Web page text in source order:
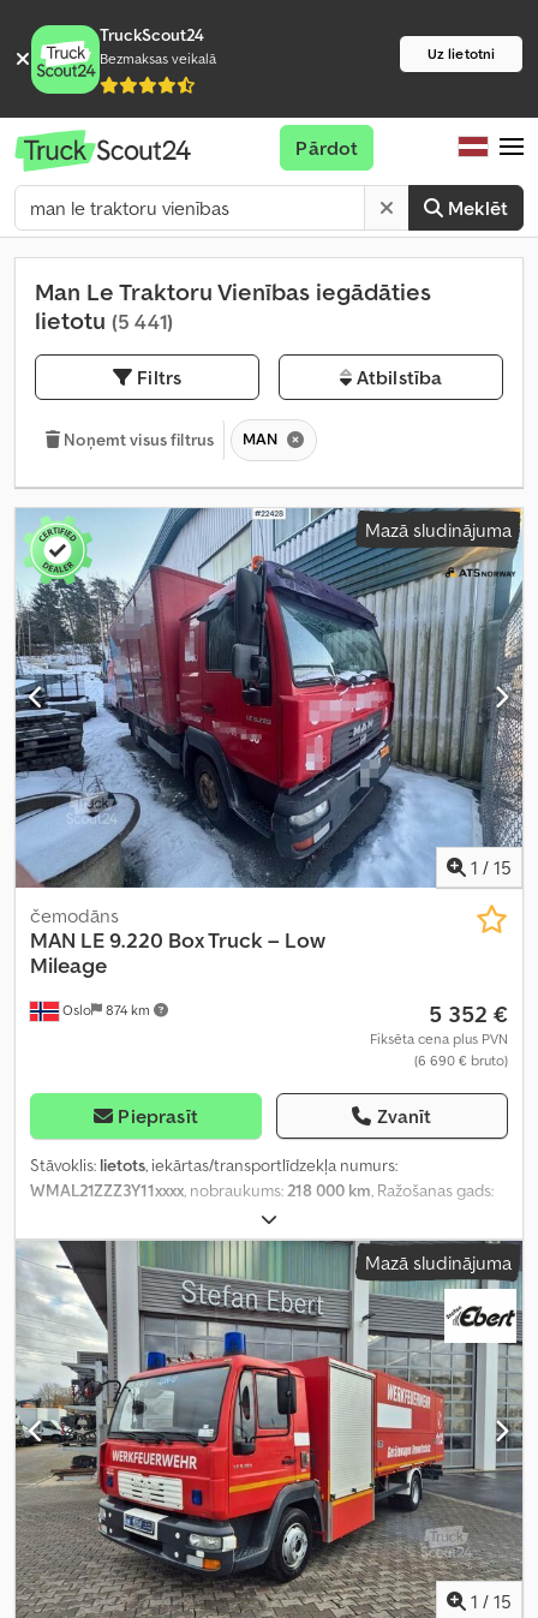
TruckScout24
Bezmaksas veikalā Uz lietotni
Meklēt
Pārdot
Man Le Traktoru Vienības iegādāties
lietotu (5 441)
Filtrs Atbilstība
Noņemt visus filtrus MAN
Mazā sludinājuma
1 / 15
Oslo 874 km
čemodāns
MAN LE 9.220 Box Truck – Low
Mileage
5 352 €
Fiksēta cena plus PVN
(6 690 € bruto)
Pieprasīt Zvanīt
Stāvoklis: lietots, iekārtas/transportlīdzekļa numurs:
WMAL21ZZZ3Y11xxxx, nobraukums:218 000 km, Ražošanas gads:
Mazā sludinājuma
1 / 15